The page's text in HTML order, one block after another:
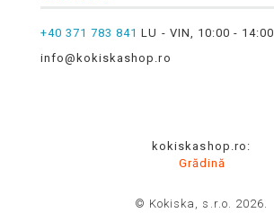
+40 371 783 841 LU - VIN, 10:00 - 14:00
info@kokiskashop.ro
kokiskashop.ro:
Grădină
© Kokiska, s.r.o. 2026.